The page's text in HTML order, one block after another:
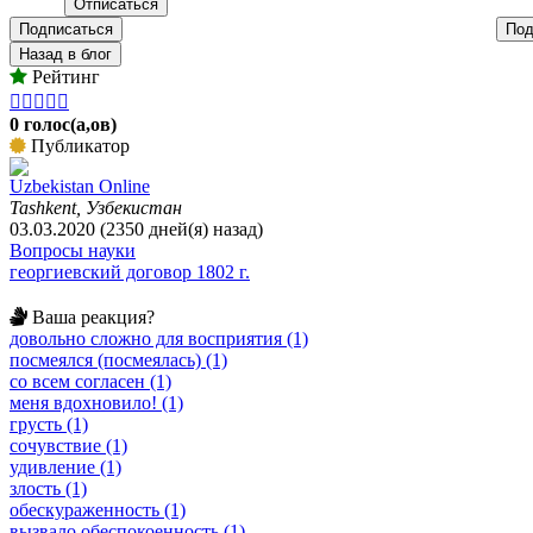
Подписаться
Назад в блог
Рейтинг
    
0 голос(а,ов)
Публикатор
Uzbekistan Online
Tashkent, Узбекистан
03.03.2020 (2350 дней(я) назад)
Вопросы науки
георгиевский договор 1802 г.
Ваша реакция?
довольно сложно для восприятия (1)
посмеялся (посмеялась) (1)
со всем согласен (1)
меня вдохновило! (1)
грусть (1)
сочувствие (1)
удивление (1)
злость (1)
обескураженность (1)